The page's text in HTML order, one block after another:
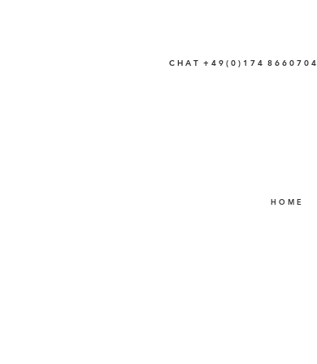
C H A T + 4 9 ( 0 ) 1 7 4 8 6 6 0 7 0 4
H O M E